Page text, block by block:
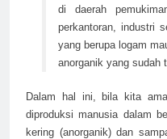
di daerah
perkantoran, industri
yang berupa logam
anorganik yang sudah
Dalam hal ini, bila kita
diproduksi manusia dalam
kering (anorganik) dan